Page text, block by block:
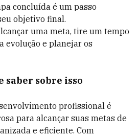
concluída é um passo
objetivo final.
uma meta, tire um tempo
evolução e planejar os
saber sobre isso
profissional é
para alcançar suas metas de
e eficiente. Com